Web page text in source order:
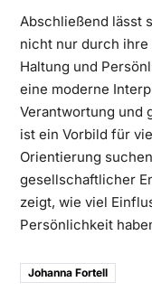
Abschließend lässt
nicht nur durch
Haltung und
eine moderne
Verantwortung und
ist ein Vorbild für
Orientierung
gesellschaftlicher
zeigt, wie viel
Persönlichkeit
Johanna Fortell